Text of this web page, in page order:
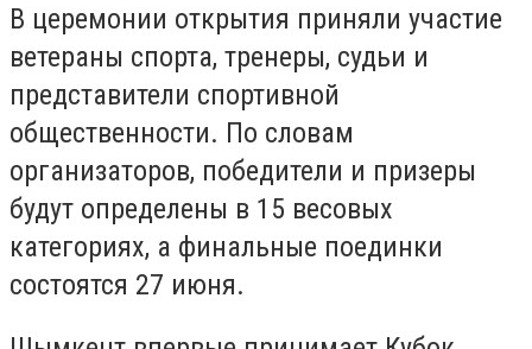
В церемонии открытия приняли участие
ветераны спорта, тренеры, судьи и
представители спортивной
общественности. По словам
организаторов, победители и призеры
будут определены в 15 весовых
категориях, а финальные поединки
состоятся 27 июня.